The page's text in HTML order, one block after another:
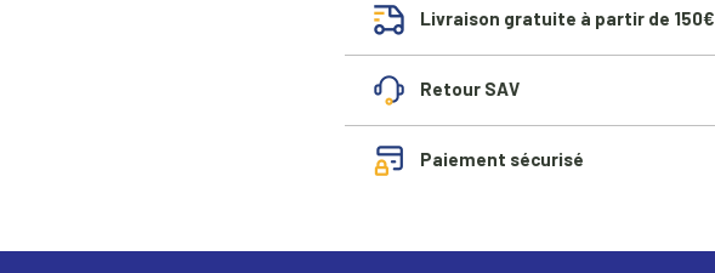
Livraison gratuite à partir de 150€
Retour SAV
Paiement sécurisé